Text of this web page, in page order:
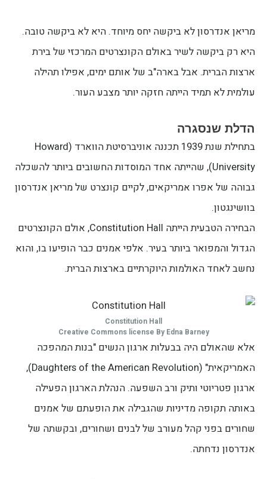
מריאן אנדרסון לא ביקשה יחס מיוחד. היא לא ביקשה טובה.
היא רק ביקשה לשיר באולם הקונצרטים המרכזי של בירת
ארצות הברית. אבל בארה"ב של אותם ימים, אפילו תהילה
עולמית לא תמיד הייתה חזקה יותר מצבע העור.
הדלת שנסגרה
בתחילת שנת 1939 תכננה אוניברסיטת הווארד (Howard
University), שהייתה אחד המוסדות החשובים ביותר להשכלה
גבוהה של אפרו אמריקאים, לקיים קונצרט של מריאן אנדרסון
בוושינגטון.
הבחירה הטבעית הייתה Constitution Hall, אולם הקונצרטים
הגדול והמפואר ביותר בעיר. אלפי אמנים כבר הופיעו בו, והוא
נחשב לאחד האולמות היוקרתיים בארצות הברית.
Constitution Hall
Creative Commons license By Edna Barney
אלא שהאולם היה בבעלות ארגון הנשים "בנות המהפכה
האמריקאית" (Daughters of the American Revolution),
ארגון פטריוטי ותיק ורב השפעה. הנהלת הארגון הפעילה
באותה תקופה מדיניות שהגבילה את הופעתם של אמנים
שחורים בפני קהל מעורב של לבנים ושחורים, ובקשתה של
אנדרסון נדחתה.